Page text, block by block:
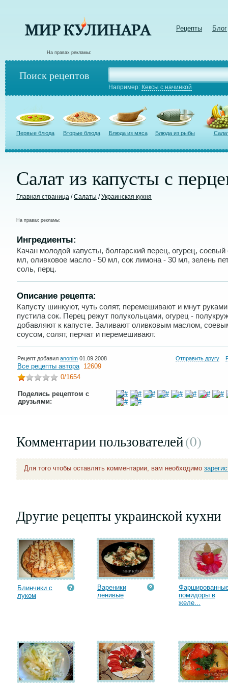
Рецепты Блог
На правах рекламы:
Поиск рецептов
Например: Кексы с начинкой
Первые блюда Вторые блюда Блюда из мяса Блюда из рыбы
Салат из капусты с
Главная страница /Салаты /Украинская кухня
На правах рекламы:
Ингредиенты:
Качан молодой капусты, болгарский перец, огурец, соевый
мл, оливковое масло - 50 мл, сок лимона - 30 мл, зелень
соль, перц.
Описание рецепта:
Капусту шинкуют, чуть солят, перемешивают и мнут
пустила сок. Перец режут полукольцами, огурец -
добавляют к капусте. Заливают оливковым маслом,
соусом, солят, перчат и перемешивают.
Рецепт добавил anonim 01.09.2008 Отправить другу
Все рецепты автора 12609
0/1654
Поделись рецептом с
друзьями:
Комментарии пользователей(0)
Для того чтобы оставлять комментарии, вам необходимо
Другие рецепты украинской кухни
Блинчики с
луком
Вареники
ленивые
помидоры в
желе...